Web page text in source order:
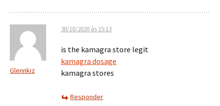
Glennkiz
30/10/2020 às 15:13
is the kamagra store legit
kamagra dosage
kamagra stores
Responder